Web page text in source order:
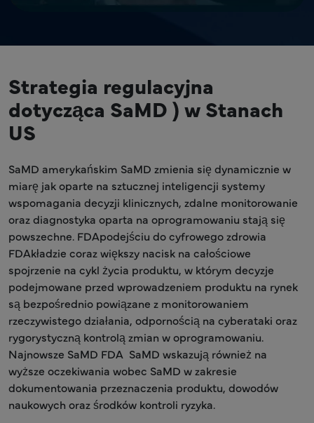
Strategia regulacyjna
dotycząca SaMD ) w Stanach
US
SaMD amerykańskim SaMD zmienia się dynamicznie w
miarę jak oparte na sztucznej inteligencji systemy
wspomagania decyzji klinicznych, zdalne monitorowanie
oraz diagnostyka oparta na oprogramowaniu stają się
powszechne. FDApodejściu do cyfrowego zdrowia
FDAkładzie coraz większy nacisk na całościowe
spojrzenie na cykl życia produktu, w którym decyzje
podejmowane przed wprowadzeniem produktu na rynek
są bezpośrednio powiązane z monitorowaniem
rzeczywistego działania, odpornością na cyberataki oraz
rygorystyczną kontrolą zmian w oprogramowaniu.
Najnowsze SaMD FDA SaMD wskazują również na
wyższe oczekiwania wobec SaMD w zakresie
dokumentowania przeznaczenia produktu, dowodów
naukowych oraz środków kontroli ryzyka.